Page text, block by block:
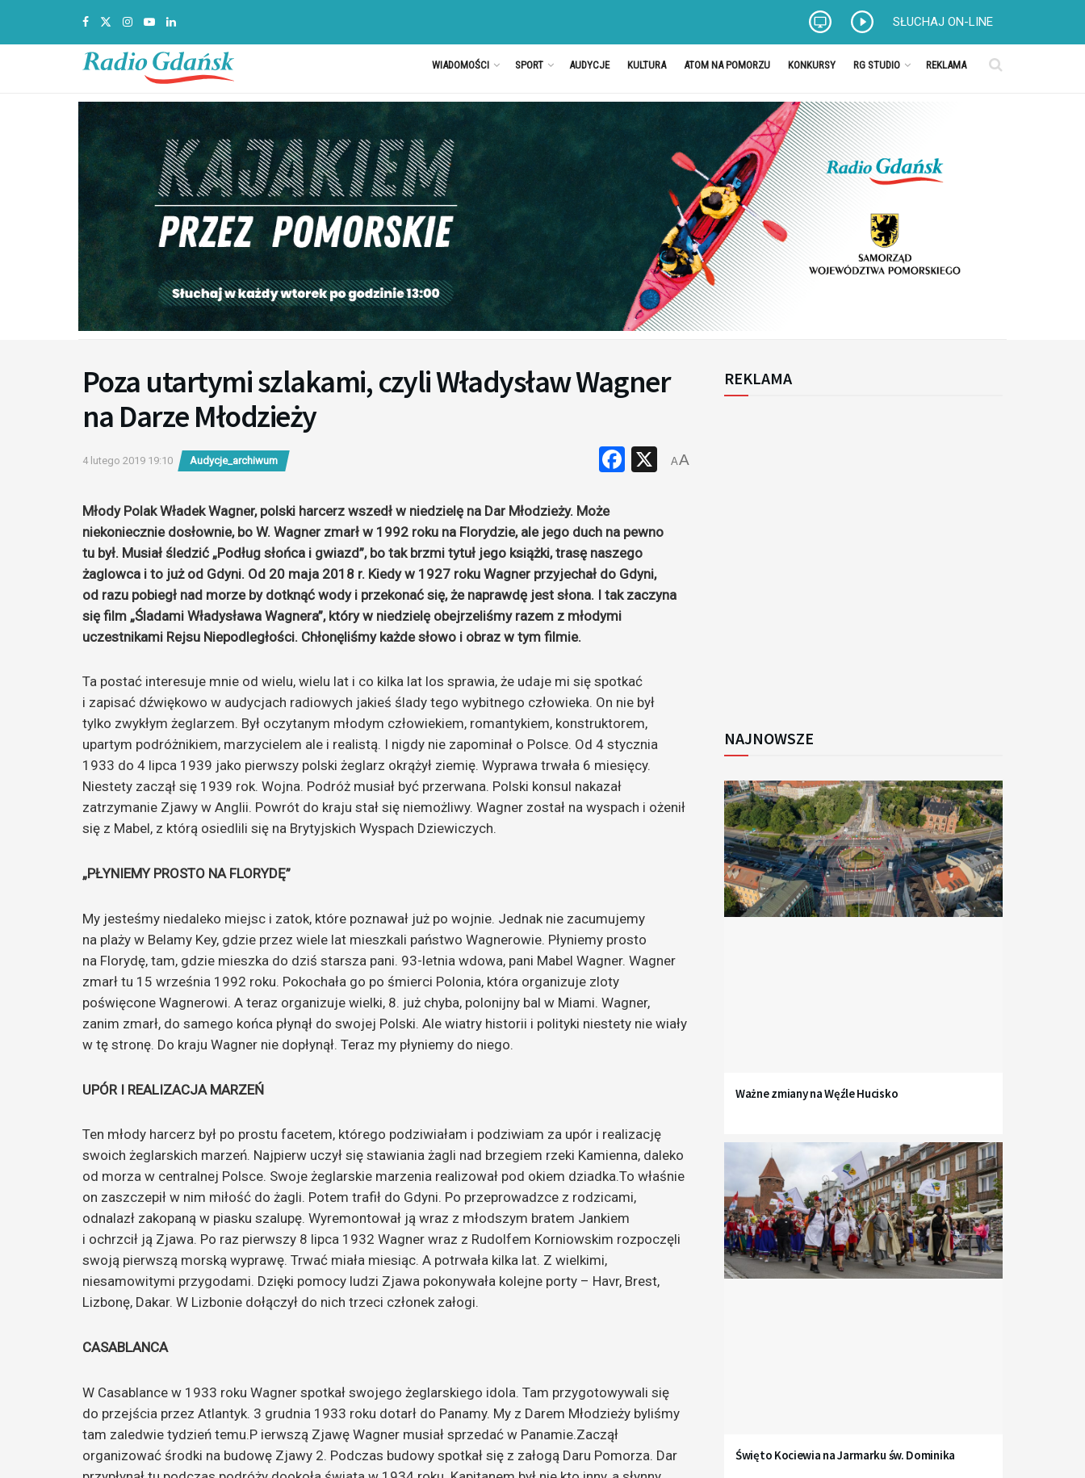
SŁUCHAJ ON-LINE
WIADOMOŚCI SPORT AUDYCJE KULTURA ATOM NA POMORZU KONKURSY RG STUDIO REKLAMA
Poza utartymi szlakami, czyli Władysław Wagner
na Darze Młodzieży
4 lutego 2019 19:10 Audycje_archiwum Facebook
X
AA
Młody Polak Władek Wagner, polski harcerz wszedł w niedzielę na Dar Młodzieży. Może
niekoniecznie dosłownie, bo W. Wagner zmarł w 1992 roku na Florydzie, ale jego duch na pewno
tu był. Musiał śledzić „Podług słońca i gwiazd”, bo tak brzmi tytuł jego książki, trasę naszego
żaglowca i to już od Gdyni. Od 20 maja 2018 r. Kiedy w 1927 roku Wagner przyjechał do Gdyni,
od razu pobiegł nad morze by dotknąć wody i przekonać się, że naprawdę jest słona. I tak zaczyna
się film „Śladami Władysława Wagnera”, który w niedzielę obejrzeliśmy razem z młodymi
uczestnikami Rejsu Niepodległości. Chłonęliśmy każde słowo i obraz w tym filmie.
Ta postać interesuje mnie od wielu, wielu lat i co kilka lat los sprawia, że udaje mi się spotkać
i zapisać dźwiękowo w audycjach radiowych jakieś ślady tego wybitnego człowieka. On nie był
tylko zwykłym żeglarzem. Był oczytanym młodym człowiekiem, romantykiem, konstruktorem,
upartym podróżnikiem, marzycielem ale i realistą. I nigdy nie zapominał o Polsce. Od 4 stycznia
1933 do 4 lipca 1939 jako pierwszy polski żeglarz okrążył ziemię. Wyprawa trwała 6 miesięcy.
Niestety zaczął się 1939 rok. Wojna. Podróż musiał być przerwana. Polski konsul nakazał
zatrzymanie Zjawy w Anglii. Powrót do kraju stał się niemożliwy. Wagner został na wyspach i ożenił
się z Mabel, z którą osiedlili się na Brytyjskich Wyspach Dziewiczych.
„PŁYNIEMY PROSTO NA FLORYDĘ”
My jesteśmy niedaleko miejsc i zatok, które poznawał już po wojnie. Jednak nie zacumujemy
na plaży w Belamy Key, gdzie przez wiele lat mieszkali państwo Wagnerowie. Płyniemy prosto
na Florydę, tam, gdzie mieszka do dziś starsza pani. 93-letnia wdowa, pani Mabel Wagner. Wagner
zmarł tu 15 września 1992 roku. Pokochała go po śmierci Polonia, która organizuje zloty
poświęcone Wagnerowi. A teraz organizuje wielki, 8. już chyba, polonijny bal w Miami. Wagner,
zanim zmarł, do samego końca płynął do swojej Polski. Ale wiatry historii i polityki niestety nie wiały
w tę stronę. Do kraju Wagner nie dopłynął. Teraz my płyniemy do niego.
UPÓR I REALIZACJA MARZEŃ
Ten młody harcerz był po prostu facetem, którego podziwiałam i podziwiam za upór i realizację
swoich żeglarskich marzeń. Najpierw uczył się stawiania żagli nad brzegiem rzeki Kamienna, daleko
od morza w centralnej Polsce. Swoje żeglarskie marzenia realizował pod okiem dziadka.To właśnie
on zaszczepił w nim miłość do żagli. Potem trafił do Gdyni. Po przeprowadzce z rodzicami,
odnalazł zakopaną w piasku szalupę. Wyremontował ją wraz z młodszym bratem Jankiem
i ochrzcił ją Zjawa. Po raz pierwszy 8 lipca 1932 Wagner wraz z Rudolfem Korniowskim rozpoczęli
swoją pierwszą morską wyprawę. Trwać miała miesiąc. A potrwała kilka lat. Z wielkimi,
niesamowitymi przygodami. Dzięki pomocy ludzi Zjawa pokonywała kolejne porty – Havr, Brest,
Lizbonę, Dakar. W Lizbonie dołączył do nich trzeci członek załogi.
CASABLANCA
W Casablance w 1933 roku Wagner spotkał swojego żeglarskiego idola. Tam przygotowywali się
do przejścia przez Atlantyk. 3 grudnia 1933 roku dotarł do Panamy. My z Darem Młodzieży byliśmy
tam zaledwie tydzień temu.P ierwszą Zjawę Wagner musiał sprzedać w Panamie.Zaczął
organizować środki na budowę Zjawy 2. Podczas budowy spotkał się z załogą Daru Pomorza. Dar
REKLAMA
NAJNOWSZE
Ważne zmiany na Węźle Hucisko
Święto Kociewia na Jarmarku św. Dominika